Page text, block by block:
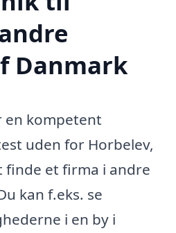
Danmark
en kompetent
uden for Horbelev,
finde et firma i andre
kan f.eks. se
i en by i